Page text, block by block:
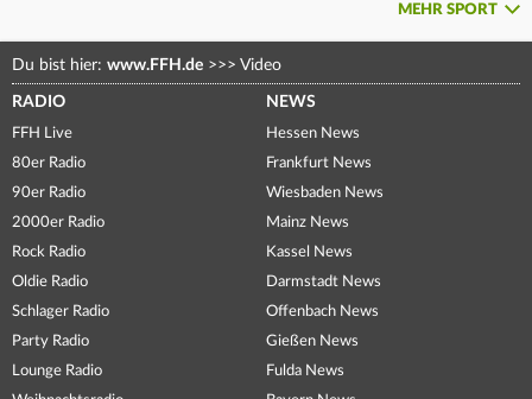
MEHR SPORT
Du bist hier: www.FFH.de >>> Video
RADIO
FFH Live
80er Radio
90er Radio
2000er Radio
Rock Radio
Oldie Radio
Schlager Radio
Party Radio
Lounge Radio
NEWS
Hessen News
Frankfurt News
Wiesbaden News
Mainz News
Kassel News
Darmstadt News
Offenbach News
Gießen News
Fulda News